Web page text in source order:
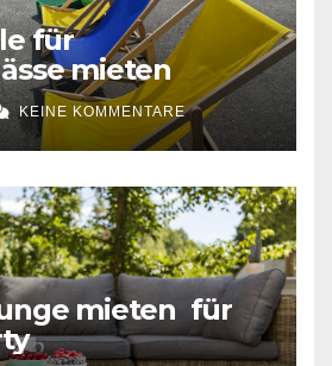
für
mieten
KEINE KOMMENTARE
mieten für